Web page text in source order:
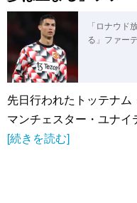
「ロナウド
る」ファー
先日行われたトッテナ
マンチェスター・ユナ
[続きを読む]